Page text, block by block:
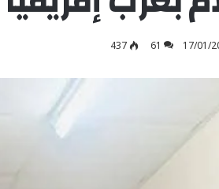
17/01/
61
437